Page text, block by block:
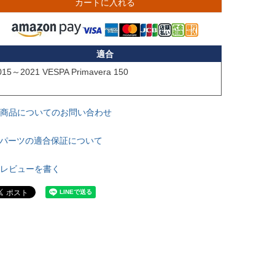
カートに入れる
適合
～2021 VESPA Primavera 150
商品についてのお問い合わせ
パーツの適合保証について
レビューを書く